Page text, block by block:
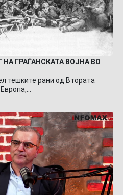
ГРАЃАНСКАТА ВОЈНА ВО
тешките рани од Втората